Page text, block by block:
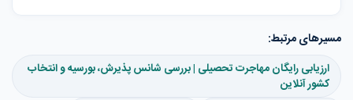
مسیرهای مرتبط:
ارزیابی رایگان مهاجرت تحصیلی | بررسی شانس پذیرش، بورسیه و انتخاب
کشور آنلاین